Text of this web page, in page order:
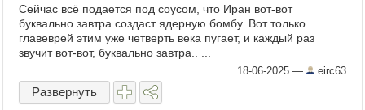
Сейчас всё подается под соусом, что Иран вот-вот
буквально завтра создаст ядерную бомбу. Вот только
главеврей этим уже четверть века пугает, и каждый раз
звучит вот-вот, буквально завтра.. ...
18-06-2025 — eirc63
Развернуть